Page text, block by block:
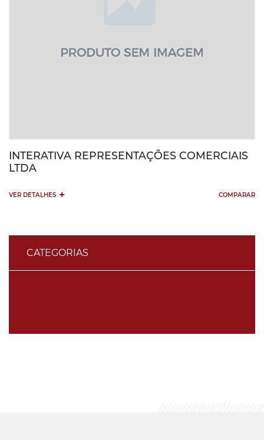
CATEGORIAS
INTERATIVA REPRESENTAÇÕES COMERCIAIS
LTDA
VER DETALHES + COMPARAR